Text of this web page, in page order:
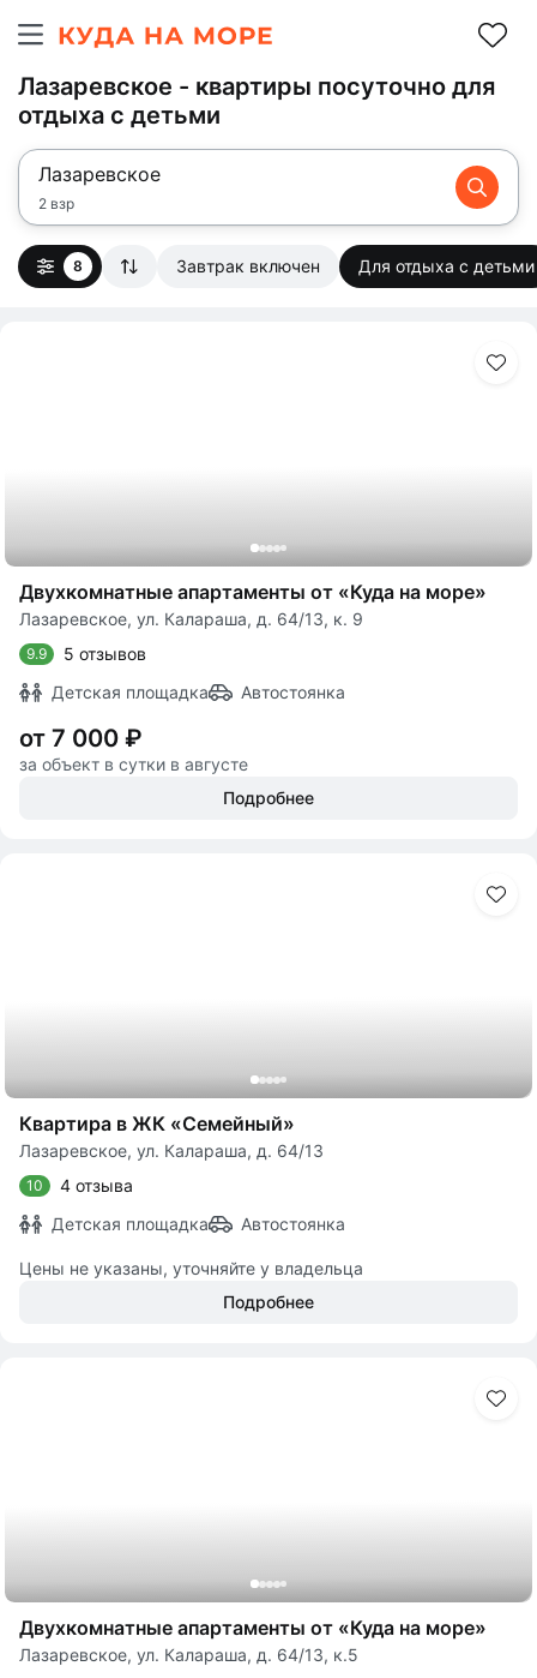
Лазаревское - квартиры посуточно для
отдыха с детьми
Лазаревское
2 взр
8 Завтрак включен Для отдыха с детьми
Двухкомнатные апартаменты от «Куда на море»
Лазаревское, ул. Калараша, д. 64/13, к. 9
9.9
5 отзывов
Детская площадка
Автостоянка
от 7 000 ₽
за объект в сутки в августе
Подробнее
Квартира в ЖК «Семейный»
Лазаревское, ул. Калараша, д. 64/13
10
4 отзыва
Детская площадка
Автостоянка
Цены не указаны, уточняйте у владельца
Подробнее
Двухкомнатные апартаменты от «Куда на море»
Лазаревское, ул. Калараша, д. 64/13, к.5